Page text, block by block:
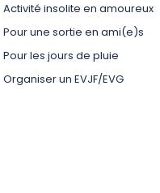
Activité insolite en amoureux
Pour une sortie en ami(e)s
Pour les jours de pluie
Organiser un EVJF/EVG